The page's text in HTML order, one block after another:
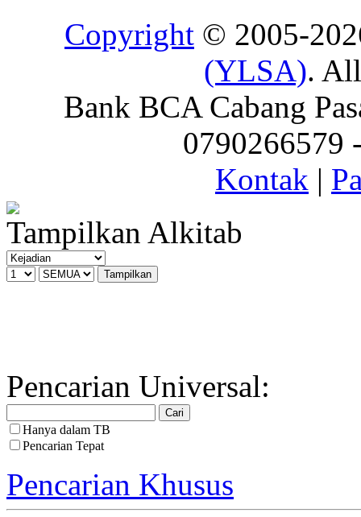
Copyright © 2005-
(YLSA).
Bank BCA Cabang
0790266579
Kontak |
Tampilkan Alkitab
Pencarian Universal:
Hanya dalam TB
Pencarian Tepat
Pencarian Khusus